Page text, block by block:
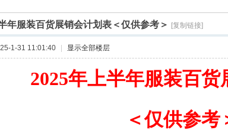
年服装百货展销会计划表＜仅供参考＞ [复制链接]
1-31 11:01:40 | 显示全部楼层
2025年上半年服装百
＜仅供参考